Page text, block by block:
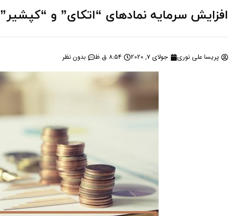
افزایش سرمایه نمادهای “اتکای” و “کپشیر”
پریسا علی نوری جولای 7, 2020 8:54 ق.ظ بدون نظر